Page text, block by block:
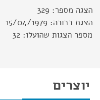
הצגה מספר: 329
הצגת בכורה: 15/04/1979
מספר הצגות שהועלו: 32
יוצרים